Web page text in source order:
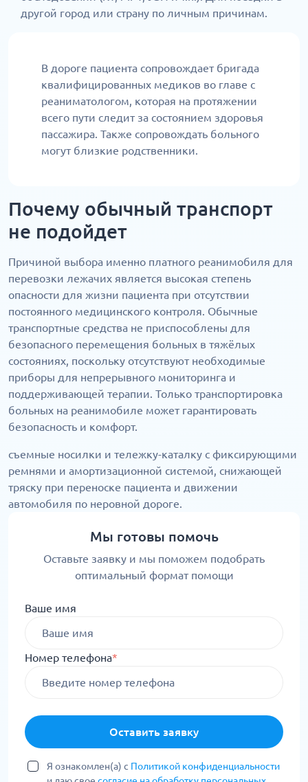
другой город или страну по личным причинам.
В дороге пациента сопровождает бригада
квалифицированных медиков во главе с
реаниматологом, которая на протяжении
всего пути следит за состоянием здоровья
пассажира. Также сопровождать больного
могут близкие родственники.
Почему обычный транспорт
не подойдет
Причиной выбора именно платного реанимобиля для
перевозки лежачих является высокая степень
опасности для жизни пациента при отсутствии
постоянного медицинского контроля. Обычные
транспортные средства не приспособлены для
безопасного перемещения больных в тяжёлых
состояниях, поскольку отсутствуют необходимые
приборы для непрерывного мониторинга и
поддерживающей терапии. Только транспортировка
больных на реанимобиле может гарантировать
безопасность и комфорт.
съемные носилки и тележку-каталку с фиксирующими
ремнями и амортизационной системой, снижающей
тряску при переноске пациента и движении
автомобиля по неровной дороге.
Мы готовы помочь
Оставьте заявку и мы поможем подобрать
оптимальный формат помощи
Ваше имя
Номер телефона*
Оставить заявку
Я ознакомлен(а) с Политикой конфиденциальности